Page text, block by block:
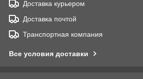
Доставка курьером
Доставка почтой
Транспортная компания
Все условия доставки